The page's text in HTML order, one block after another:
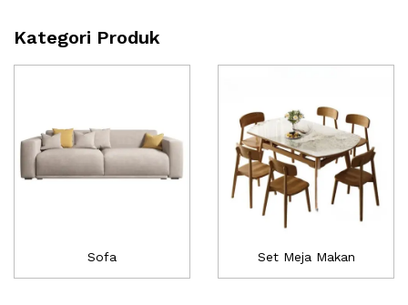
Kategori Produk
Sofa Set Meja Makan